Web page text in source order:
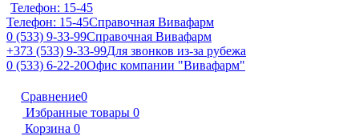
Телефон: 15-45
Телефон: 15-45Справочная Вивафарм
0 (533) 9-33-99Справочная Вивафарм
+373 (533) 9-33-99Для звонков из-за рубежа
0 (533) 6-22-20Офис компании "Вивафарм"
Сравнение0
Избранные товары 0
Корзина 0